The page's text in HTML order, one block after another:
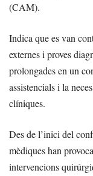
(CAM).
Indica que es van
externes i proves
prolongades en un
assistencials i la
clíniques.
Des de l’inici del
mèdiques han
intervencions